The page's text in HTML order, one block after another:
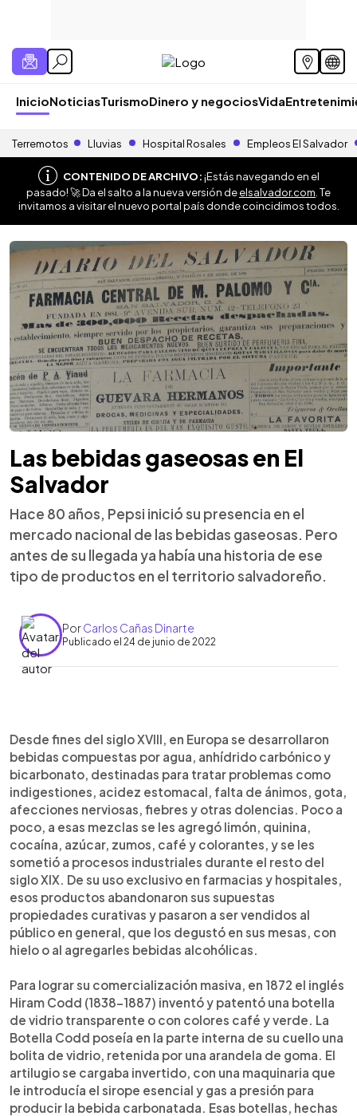
InicioNoticiasTurismoDinero y negociosVida
Terremotos Lluvias Hospital Rosales Empleos El Salvador
CONTENIDO DE ARCHIVO:¡Estás navegando en el
pasado! 🚀 Da el salto a la nueva versión deelsalvador.com . Te
invitamos a visitar el nuevo portal país donde coincidimos todos.
Las bebidas gaseosas en El
Salvador
Hace 80 años, Pepsi inició su presencia en el
mercado nacional de las bebidas gaseosas. Pero
antes de su llegada ya había una historia de ese
tipo de productos en el territorio salvadoreño.
PorCarlos Cañas Dinarte
Publicado el 24 de junio de 2022
► Escuchar artículo
Desde fines del siglo XVIII, en Europa se desarrollaron
bebidas compuestas por agua, anhídrido carbónico y
bicarbonato, destinadas para tratar problemas como
indigestiones, acidez estomacal, falta de ánimos, gota,
afecciones nerviosas, fiebres y otras dolencias. Poco a
poco, a esas mezclas se les agregó limón, quinina,
cocaína, azúcar, zumos, café y colorantes, y se les
sometió a procesos industriales durante el resto del
siglo XIX. De su uso exclusivo en farmacias y hospitales,
esos productos abandonaron sus supuestas
propiedades curativas y pasaron a ser vendidos al
público en general, que los degustó en sus mesas, con
hielo o al agregarles bebidas alcohólicas.
Para lograr su comercialización masiva, en 1872 el inglés
Hiram Codd (1838-1887) inventó y patentó una botella
de vidrio transparente o con colores café y verde. La
Botella Codd poseía en la parte interna de su cuello una
bolita de vidrio, retenida por una arandela de goma. El
artilugio se cargaba invertido, con una maquinaria que
le introducía el sirope esencial y gas a presión para
producir la bebida carbonatada. Esas botellas, hechas